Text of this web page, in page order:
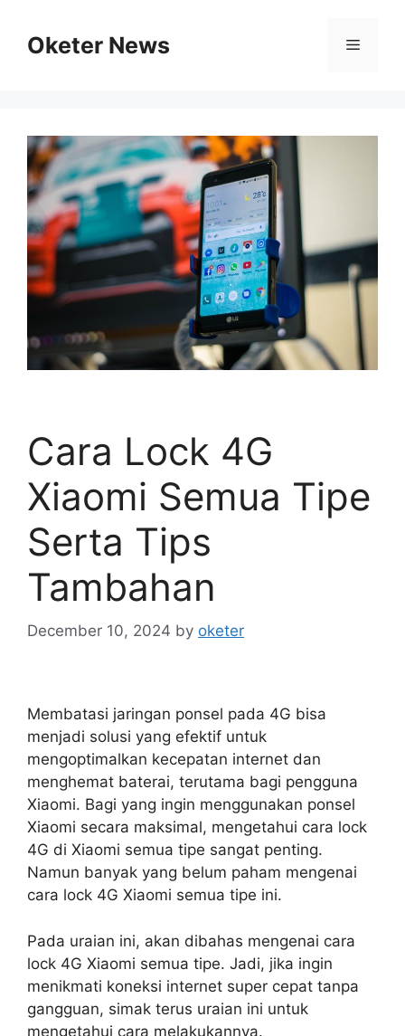
contentOketer News Menu
Cara Lock 4G
Xiaomi Semua Tipe
Serta Tips
Tambahan
December 10, 2024 by oketer
Membatasi jaringan ponsel pada 4G bisa
menjadi solusi yang efektif untuk
mengoptimalkan kecepatan internet dan
menghemat baterai, terutama bagi pengguna
Xiaomi. Bagi yang ingin menggunakan ponsel
Xiaomi secara maksimal, mengetahui cara lock
4G di Xiaomi semua tipe sangat penting.
Namun banyak yang belum paham mengenai
cara lock 4G Xiaomi semua tipe ini.
Pada uraian ini, akan dibahas mengenai cara
lock 4G Xiaomi semua tipe. Jadi, jika ingin
menikmati koneksi internet super cepat tanpa
gangguan, simak terus uraian ini untuk
mengetahui cara melakukannya.